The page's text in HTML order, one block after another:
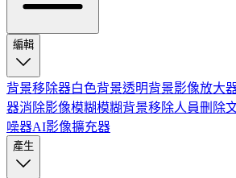
編輯
背景移除器白色背景透明背景影像放大
器消除影像模糊模糊背景移除人員刪除
噪器AI影像擴充器
產生